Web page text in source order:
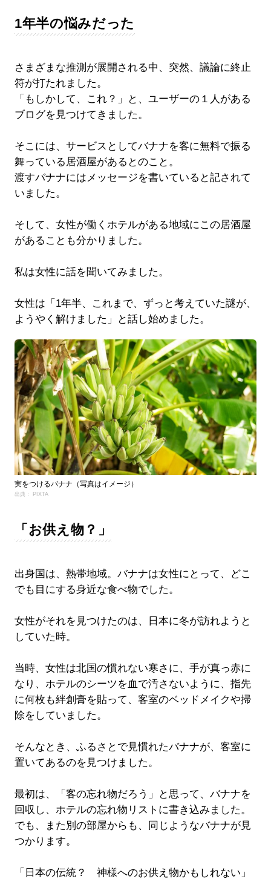
1年半の悩みだった
さまざまな推測が展開される中、突然、議論に終止
符が打たれました。
「もしかして、これ？」と、ユーザーの１人がある
ブログを見つけてきました。
そこには、サービスとしてバナナを客に無料で振る
舞っている居酒屋があるとのこと。
渡すバナナにはメッセージを書いていると記されて
いました。
そして、女性が働くホテルがある地域にこの居酒屋
があることも分かりました。
私は女性に話を聞いてみました。
女性は「1年半、これまで、ずっと考えていた謎が、
ようやく解けました」と話し始めました。
実をつけるバナナ（写真はイメージ）
出典： PIXTA
「お供え物？」
出身国は、熱帯地域。バナナは女性にとって、どこ
でも目にする身近な食べ物でした。
女性がそれを見つけたのは、日本に冬が訪れようと
していた時。
当時、女性は北国の慣れない寒さに、手が真っ赤に
なり、ホテルのシーツを血で汚さないように、指先
に何枚も絆創膏を貼って、客室のベッドメイクや掃
除をしていました。
そんなとき、ふるさとで見慣れたバナナが、客室に
置いてあるのを見つけました。
最初は、「客の忘れ物だろう」と思って、バナナを
回収し、ホテルの忘れ物リストに書き込みました。
でも、また別の部屋からも、同じようなバナナが見
つかります。
「日本の伝統？ 神様へのお供え物かもしれない」